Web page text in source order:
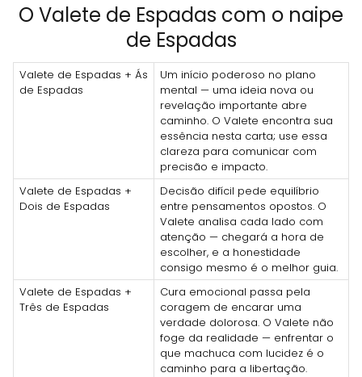
O Valete de Espadas com o naipe
de Espadas
Valete de Espadas + Ás
de Espadas
Um início poderoso no plano
mental — uma ideia nova ou
revelação importante abre
caminho. O Valete encontra sua
essência nesta carta; use essa
clareza para comunicar com
precisão e impacto.
Valete de Espadas +
Dois de Espadas
Decisão difícil pede equilíbrio
entre pensamentos opostos. O
Valete analisa cada lado com
atenção — chegará a hora de
escolher, e a honestidade
consigo mesmo é o melhor guia.
Valete de Espadas +
Três de Espadas
Cura emocional passa pela
coragem de encarar uma
verdade dolorosa. O Valete não
foge da realidade — enfrentar o
que machuca com lucidez é o
caminho para a libertação.